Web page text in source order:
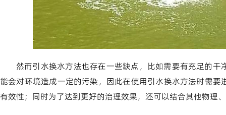
然而引水换水方法也存在一些缺点，比如需要有充足的
能会对环境造成一定的污染，因此在使用引水换水方法时需
有效性；同时为了达到更好的治理效果，还可以结合其他物理